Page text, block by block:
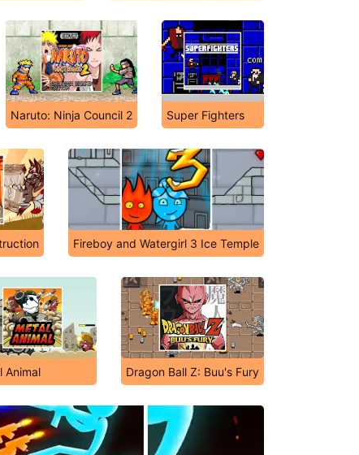
Naruto: Ninja Council 2 Super Fighters
Fireboy and Watergirl 3 Ice Temple
Animal Dragon Ball Z: Buu's Fury